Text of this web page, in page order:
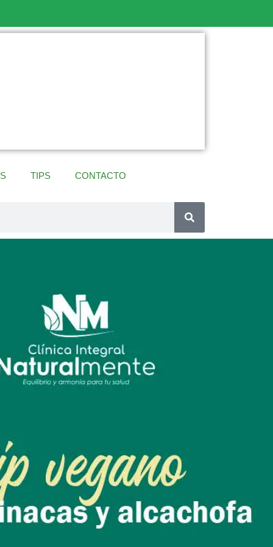
TIPS CONTACTO